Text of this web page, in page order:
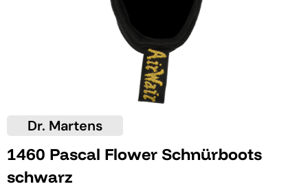
Dr. Martens
1460 Pascal Flower Schnürboots
schwarz